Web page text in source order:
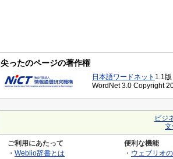
尖ったのページの著作権
日本語ワードネット 1.1
WordNet 3.0 Copyright
ビジ
文
ご利用にあたって
・ Weblio辞書とは
便利な機能
・ ウェブリオ